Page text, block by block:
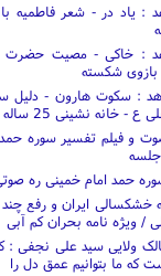
: یاد در - شعر فاطمیه
: خاکی - مصیت حضرت
شکسته
: سکوت هارون - دلیل
خانه نشینی 25 ساله علی ع
و فیلم تفسیر سوره حمد
حمد امام خمینی ره صوتی 5
خشکسالی ایران و رفع
/ ویژه نامه بحران کم آبی
ولایی سید علی نجفی :
که ما بتوانیم عمق دل را